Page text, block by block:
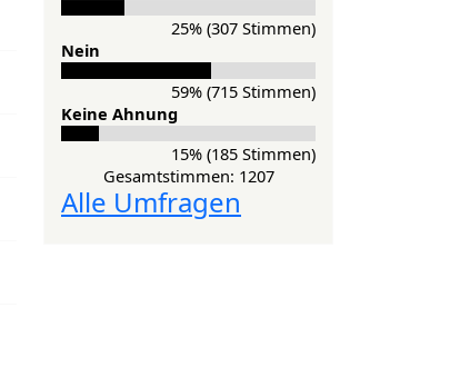
25% (307 Stimmen)
Nein
59% (715 Stimmen)
Keine Ahnung
15% (185 Stimmen)
Gesamtstimmen: 1207
Alle Umfragen